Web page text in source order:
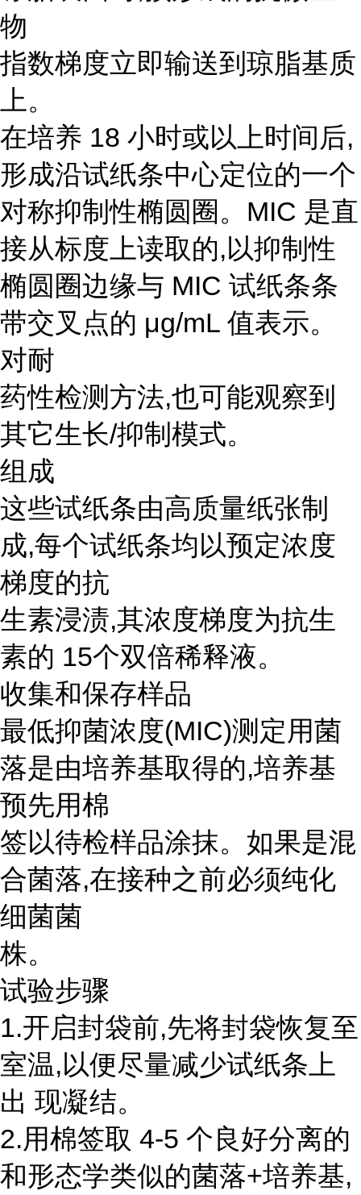
物
指数梯度立即输送到琼脂基质
上。
在培养 18 小时或以上时间后,
形成沿试纸条中心定位的一个
对称抑制性椭圆圈。MIC 是直
接从标度上读取的,以抑制性
椭圆圈边缘与 MIC 试纸条条
带交叉点的 μg/mL 值表示。
对耐
药性检测方法,也可能观察到
其它生长/抑制模式。
组成
这些试纸条由高质量纸张制
成,每个试纸条均以预定浓度
梯度的抗
生素浸渍,其浓度梯度为抗生
素的 15个双倍稀释液。
收集和保存样品
最低抑菌浓度(MIC)测定用菌
落是由培养基取得的,培养基
预先用棉
签以待检样品涂抹。如果是混
合菌落,在接种之前必须纯化
细菌菌
株。
试验步骤
1.开启封袋前,先将封袋恢复至
室温,以便尽量减少试纸条上
出 现凝结。
2.用棉签取 4-5 个良好分离的
和形态学类似的菌落+培养基,